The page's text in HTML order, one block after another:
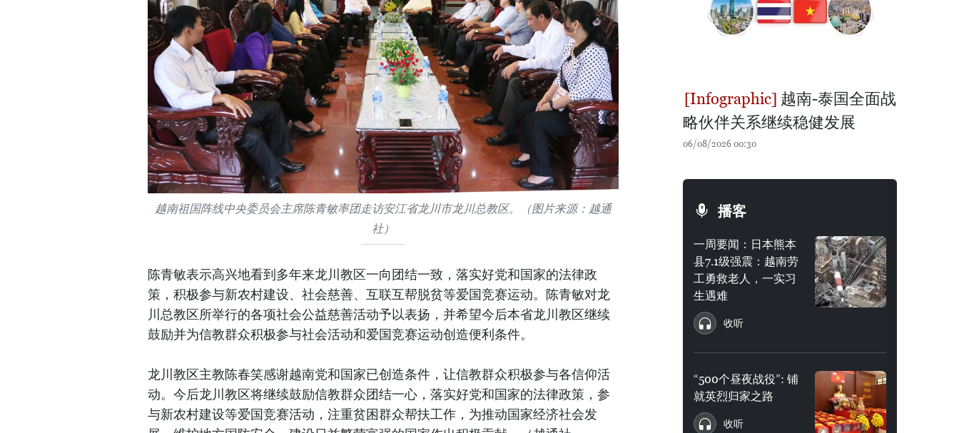
越南祖国阵线中央委员会主席陈青敏率团走访安江省龙川市龙川总教区。（图片来源：越通
社）
陈青敏表示高兴地看到多年来龙川教区一向团结一致，落实好党和国家的法律政
策，积极参与新农村建设、社会慈善、互联互帮脱贫等爱国竞赛运动。陈青敏对龙
川总教区所举行的各项社会公益慈善活动予以表扬，并希望今后本省龙川教区继续
鼓励并为信教群众积极参与社会活动和爱国竞赛运动创造便利条件。
龙川教区主教陈春笑感谢越南党和国家已创造条件，让信教群众积极参与各信仰活
动。今后龙川教区将继续鼓励信教群众团结一心，落实好党和国家的法律政策，参
与新农村建设等爱国竞赛活动，注重贫困群众帮扶工作，为推动国家经济社会发
越南-泰国全面战
略伙伴关系继续稳健发展
06/08/2026 00:30
播客
一周要闻：日本熊本
县7.1级强震：越南劳
工勇救老人，一实习
生遇难
收听
“500个昼夜战役”: 铺
就英烈归家之路
收听